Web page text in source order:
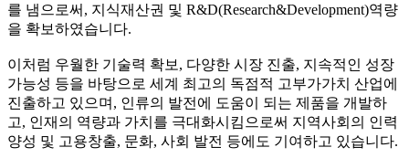
를 냄으로써, 지식재산권 및 R&D(Research&Development)역량
을 확보하였습니다.
이처럼 우월한 기술력 확보, 다양한 시장 진출, 지속적인 성장
가능성 등을 바탕으로 세계 최고의 독점적 고부가가치 산업에
진출하고 있으며, 인류의 발전에 도움이 되는 제품을 개발하
고, 인재의 역량과 가치를 극대화시킴으로써 지역사회의 인력
양성 및 고용창출, 문화, 사회 발전 등에도 기여하고 있습니다.